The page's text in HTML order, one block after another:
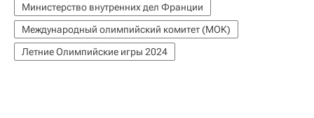
Министерство внутренних дел Франции
Международный олимпийский комитет (МОК)
Летние Олимпийские игры 2024